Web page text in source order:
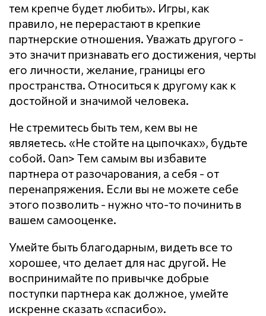
тем крепче будет любить». Игры, как
правило, не перерастают в крепкие
партнерские отношения. Уважать другого -
это значит признавать его достижения, черты
его личности, желание, границы его
пространства. Относиться к другому как к
достойной и значимой человека.
Не стремитесь быть тем, кем вы не
являетесь. «Не стойте на цыпочках», будьте
собой. 0an> Тем самым вы избавите
партнера от разочарования, а себя - от
перенапряжения. Если вы не можете себе
этого позволить - нужно что-то починить в
вашем самооценке.
Умейте быть благодарным, видеть все то
хорошее, что делает для нас другой. Не
воспринимайте по привычке добрые
поступки партнера как должное, умейте
искренне сказать «спасибо».